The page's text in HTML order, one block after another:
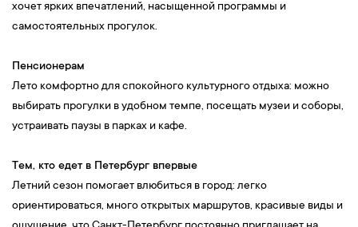
хочет ярких впечатлений, насыщенной программы и
самостоятельных прогулок.
Пенсионерам
Лето комфортно для спокойного культурного отдыха: можно
выбирать прогулки в удобном темпе, посещать музеи и соборы,
устраивать паузы в парках и кафе.
Тем, кто едет в Петербург впервые
Летний сезон помогает влюбиться в город: легко
ориентироваться, много открытых маршрутов, красивые виды и